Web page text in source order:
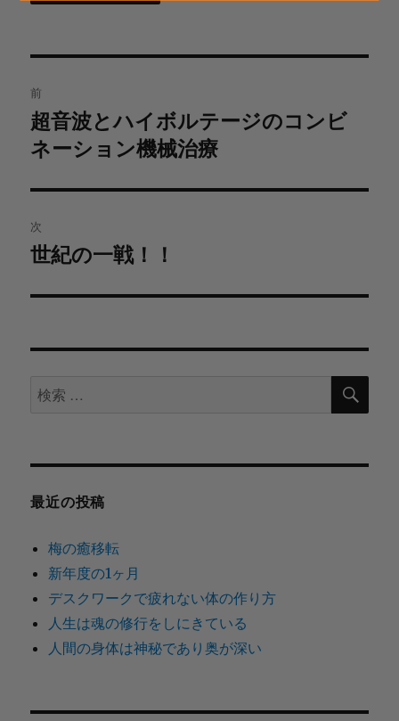
稿
ナ
ビ
ゲ
ー
シ
前
過
去
投
稿:
超音波とハイボルテージのコンビ
ネーション機械治療
次
次
投
世紀の一戦！！
検
象:
検
最近の投稿
梅の癒移転
新年度の1ヶ月
デスクワークで疲れない体の作り方
人生は魂の修行をしにきている
人間の身体は神秘であり奥が深い